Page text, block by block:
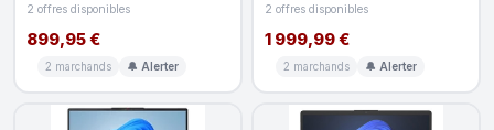
2 offres disponibles
899,95 €
2 marchands 🔔 Alerter
2 offres disponibles
1 999,99 €
2 marchands 🔔 Alerter